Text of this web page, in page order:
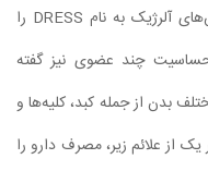
امپرازول ممکن است نوع خاصی از واکنش‌های آلرژیک به نام DRESS را
چند عضوی نیز گفته
بدن از جمله کبد، کلیه‌ها و
از علائم زیر، مصرف دارو را